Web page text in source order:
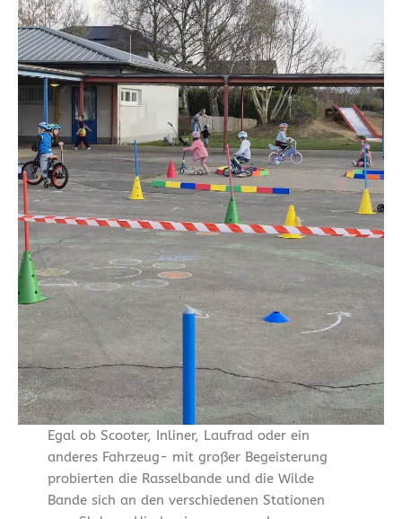
Egal ob Scooter, Inliner, Laufrad oder ein
anderes Fahrzeug- mit großer Begeisterung
probierten die Rasselbande und die Wilde
Bande sich an den verschiedenen Stationen